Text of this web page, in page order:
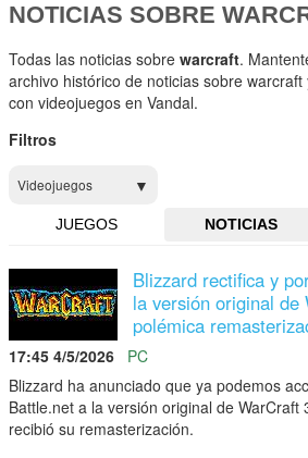
NOTICIAS SOBRE
Todas las noticias sobrewarcraft.
archivo histórico de noticias sobre
con videojuegos en Vandal.
Filtros
Videojuegos
JUEGOS NOTICIAS
Blizzard rectifica y
la versión original de
polémica
17:45 4/5/2026
PC
Blizzard ha anunciado que ya podemos
Battle.net a la versión original de WarCraft
recibió su remasterización.